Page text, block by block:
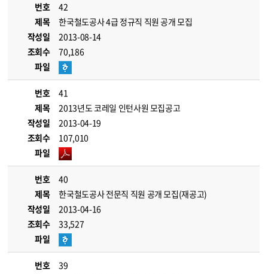
번호
42
제목
한국철도공사 4급 정규직 직원 공개 모집
작성일
2013-08-14
조회수
70,186
파일
번호
41
제목
2013년도 코레일 인턴사원 모집공고
작성일
2013-04-19
조회수
107,010
파일
번호
40
제목
한국철도공사 전문직 직원 공개 모집(재공고)
작성일
2013-04-16
조회수
33,527
파일
번호
39